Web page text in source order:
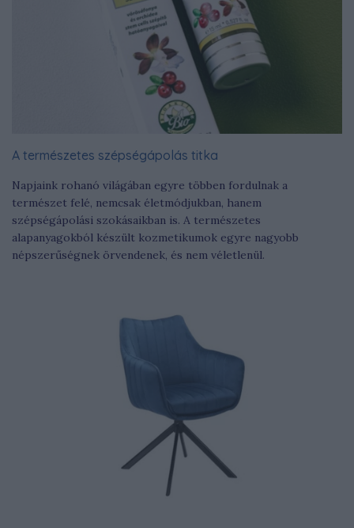
A természetes szépségápolás titka
Napjaink rohanó világában egyre többen fordulnak a
természet felé, nemcsak életmódjukban, hanem
szépségápolási szokásaikban is. A természetes
alapanyagokból készült kozmetikumok egyre nagyobb
népszerűségnek örvendenek, és nem véletlenül.